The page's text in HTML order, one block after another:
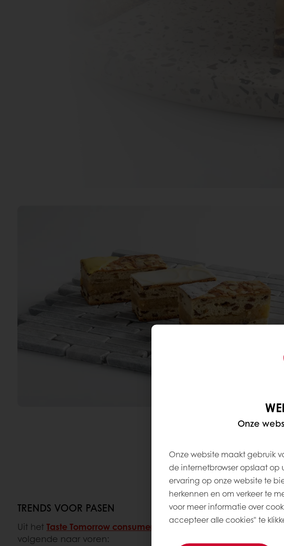
TRENDS VOOR PASEN
Uit hetTaste Tomorrow consumententrendonderzoekvoor 2026
volgende naar voren:
Onze
Onze website maakt gebruik
de internetbrowser opslaat op
ervaring op onze website te
herkennen en om verkeer te
voor meer informatie over
accepteer alle cookies" te